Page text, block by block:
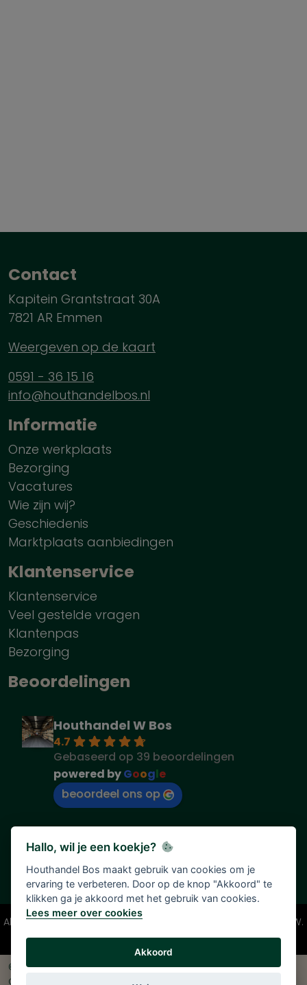
Contact
Kapitein Grantstraat 30A
7821 AR Emmen
Weergeven op de kaart
0591 - 36 15 16
info@houthandelbos.nl
Informatie
Onze werkplaats
Bezorging
Vacatures
Wie zijn wij?
Geschiedenis
Marktplaats aanbiedingen
Klantenservice
Klantenservice
Veel gestelde vragen
Klantenpas
Bezorging
Beoordelingen
Houthandel W Bos
4.7
Gebaseerd op 39 beoordelingen
powered byGoogle
beoordeel ons op
Alle vermelde prijzen zijn onder voorbehoud en incl. 21% BTW.
Tenzij anders vermeld.
© 2026 Houthandel Bos|
Ontwikkeld door
Solutions B.V.
Hallo, wil je een koekje?
Houthandel Bos maakt gebruik van cookies om je
ervaring te verbeteren. Door op de knop "Akkoord" te
klikken ga je akkoord met het gebruik van cookies.
Lees meer over cookies
Akkoord